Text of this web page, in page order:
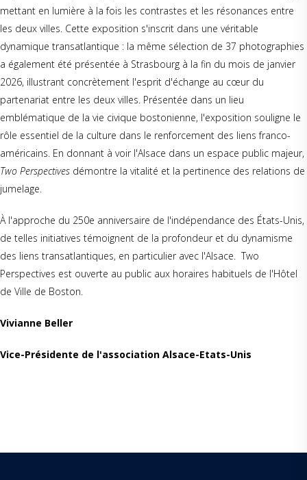
mettant en lumière à la fois les contrastes et les résonances entre
les deux villes. Cette exposition s'inscrit dans une véritable
dynamique transatlantique : la même sélection de 37 photographies
a également été présentée à Strasbourg à la fin du mois de janvier
2026, illustrant concrètement l'esprit d'échange au cœur du
partenariat entre les deux villes. Présentée dans un lieu
emblématique de la vie civique bostonienne, l'exposition souligne le
rôle essentiel de la culture dans le renforcement des liens franco-
américains. En donnant à voir l'Alsace dans un espace public majeur,
Two Perspectives démontre la vitalité et la pertinence des relations de
jumelage.
À l'approche du 250e anniversaire de l'indépendance des États-Unis,
de telles initiatives témoignent de la profondeur et du dynamisme
des liens transatlantiques, en particulier avec l'Alsace. Two
Perspectives est ouverte au public aux horaires habituels de l'Hôtel
de Ville de Boston.
Vivianne Beller
Vice-Présidente de l'association Alsace-Etats-Unis